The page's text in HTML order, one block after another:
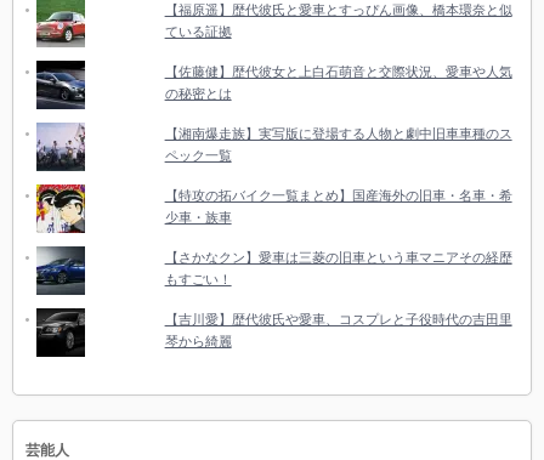
【福原遥】歴代彼氏と愛車とすっぴん画像、橋本環奈と似
ている証拠
【佐藤健】歴代彼女と上白石萌音と交際状況、愛車や人気
の秘密とは
【湘南爆走族】実写版に登場する人物と劇中旧車車種のス
ペック一覧
【特攻の拓バイク一覧まとめ】国産海外の旧車・名車・希
少車・族車
【さかなクン】愛車は三菱の旧車という車マニアその経歴
もすごい！
【吉川愛】歴代彼氏や愛車、コスプレと子役時代の吉田里
琴から綺麗
芸能人